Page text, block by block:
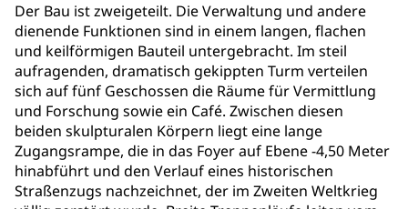
Der Bau ist zweigeteilt. Die Verwaltung und andere
dienende Funktionen sind in einem langen, flachen
und keilförmigen Bauteil untergebracht. Im steil
aufragenden, dramatisch gekippten Turm verteilen
sich auf fünf Geschossen die Räume für Vermittlung
und Forschung sowie ein Café. Zwischen diesen
beiden skulpturalen Körpern liegt eine lange
Zugangsrampe, die in das Foyer auf Ebene -4,50 Meter
hinabführt und den Verlauf eines historischen
Straßenzugs nachzeichnet, der im Zweiten Weltkrieg